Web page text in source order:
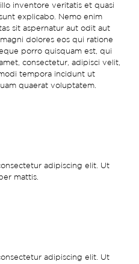
inventore veritatis et quasi
explicabo. Nemo enim
sit aspernatur aut odit aut
dolores eos qui ratione
porro quisquam est, qui
consectetur, adipisci velit,
tempora incidunt ut
quaerat voluptatem.
adipiscing elit. Ut
mattis.
adipiscing elit. Ut